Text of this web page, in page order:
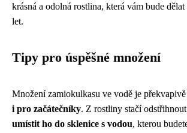
krásná a odolná rostlina, která vám bude
let.
Tipy pro úspěšné množení
Množení zamiokulkasu ve vodě je překvapivě
i pro začátečníky. Z rostliny stačí
umístit ho do sklenice s vodou, kterou